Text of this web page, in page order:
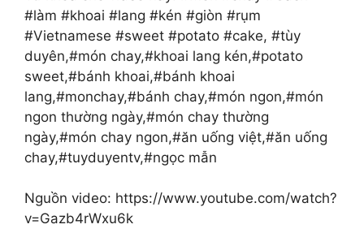
#làm #khoai #lang #kén #giòn #rụm
#Vietnamese #sweet #potato #cake, #tùy
duyên,#món chay,#khoai lang kén,#potato
sweet,#bánh khoai,#bánh khoai
lang,#monchay,#bánh chay,#món ngon,#món
ngon thường ngày,#món chay thường
ngày,#món chay ngon,#ăn uống việt,#ăn uống
chay,#tuyduyentv,#ngọc mẫn
Nguồn video: https://www.youtube.com/watch?
v=Gazb4rWxu6k